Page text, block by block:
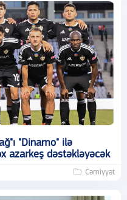
"Dinamo" ilə
azarkeş dəstəkləyəcək
Cəmiyyət